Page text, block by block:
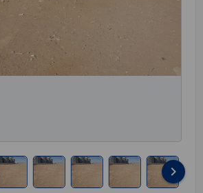
keyboard_arrow_right